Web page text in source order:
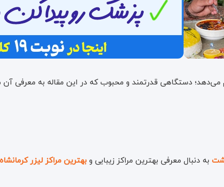
می‌دهد؛ دستگاهی قدرتمند و محبوب که در این مقاله به معرفی آن
به دنبال معرفی بهترین مراکز زیبایی و بهترین مراکز لیزر کرمانشاه